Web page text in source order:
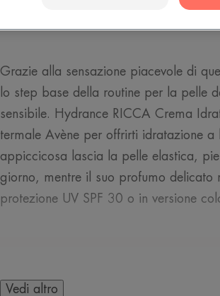
Grazie alla sensazione piacevole di
lo step base della routine per la pelle
sensibile. Hydrance RICCA Crema
termale Avène per offrirti idratazione a
appiccicosa lascia la pelle elastica,
giorno, mentre il suo profumo delicato
protezione UV SPF 30 o in versione
Vedi altro